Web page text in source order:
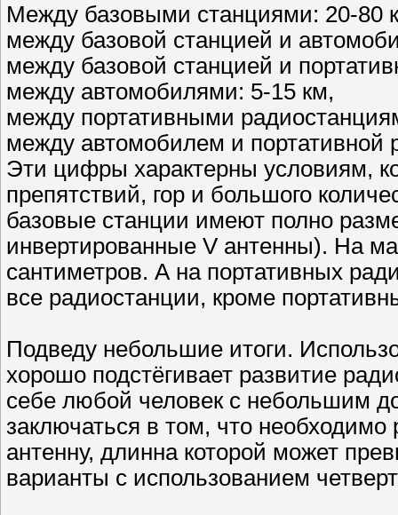
Между базовыми станциями: 20-80
между базовой станцией и
между базовой станцией и
между автомобилями: 5-15 км,
между портативными
между автомобилем и портативной
Эти цифры характерны условиям,
препятствий, гор и большого
базовые станции имеют полно
инвертированные V антенны). На
сантиметров. А на портативных
все радиостанции, кроме
Подведу небольшие итоги.
хорошо подстёгивает развитие
себе любой человек с небольшим
заключаться в том, что
антенну, длинна которой может
варианты с использованием